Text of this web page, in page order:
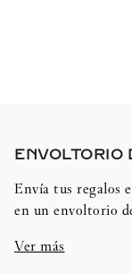
ENVOLTORIO
Envía tus regalos
en un envoltorio
Ver más